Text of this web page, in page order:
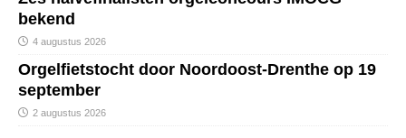
bekend
4 augustus 2026
Orgelfietstocht door Noordoost-Drenthe op 19
september
2 augustus 2026